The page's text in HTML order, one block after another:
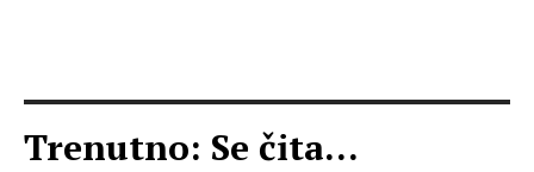
Trenutno: Se čita...